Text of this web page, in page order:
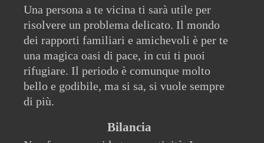
Una persona a te vicina ti sarà utile per
risolvere un problema delicato. Il mondo
dei rapporti familiari e amichevoli è per te
una magica oasi di pace, in cui ti puoi
rifugiare. Il periodo è comunque molto
bello e godibile, ma si sa, si vuole sempre
di più.
Bilancia